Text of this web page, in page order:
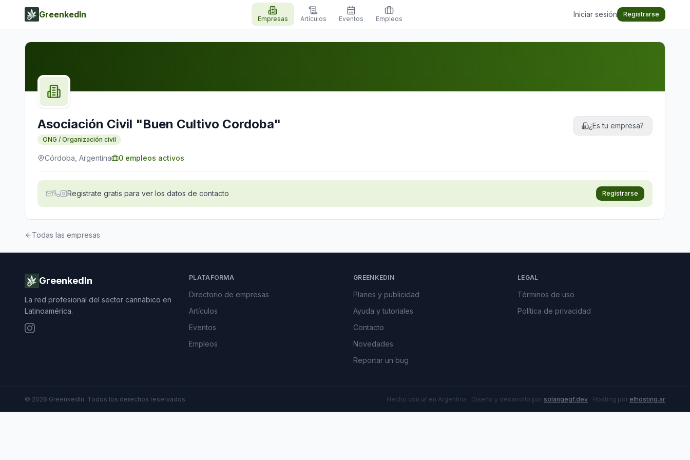
GreenkedIn Empresas Artículos Eventos Empleos
Iniciar sesión Registrarse
Asociación Civil "Buen Cultivo Cordoba"
ONG / Organización civil
¿Es tu empresa?
Córdoba, Argentina 0 empleos activos
Registrate gratis para ver los datos de contacto Registrarse
Todas las empresas
GreenkedIn
La red profesional del sector cannábico en
Latinoamérica.
PLATAFORMA
Directorio de empresas
Artículos
Eventos
Empleos
GREENKEDIN
Planes y publicidad
Ayuda y tutoriales
Contacto
Novedades
Reportar un bug
LEGAL
Términos de uso
Política de privacidad
© 2026 GreenkedIn. Todos los derechos reservados. Hecho con 🌿 en Argentina · Diseño y desarrollo por solangegf.dev · Hosting por elhosting.ar